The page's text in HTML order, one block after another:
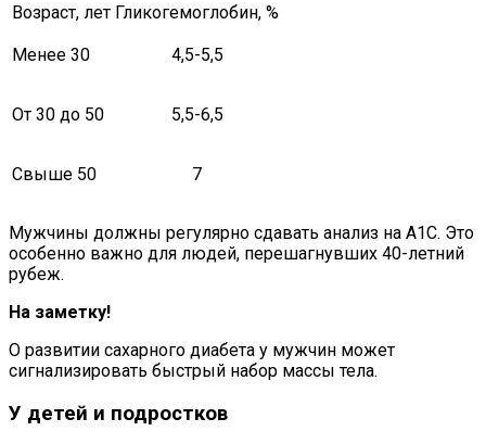
Возраст, лет Гликогемоглобин, %
Менее 30 4,5-5,5
От 30 до 50 5,5-6,5
Свыше 50 7
Мужчины должны регулярно сдавать анализ на А1С. Это
особенно важно для людей, перешагнувших 40-летний
рубеж.
На заметку!
О развитии сахарного диабета у мужчин может
сигнализировать быстрый набор массы тела.
У детей и подростков